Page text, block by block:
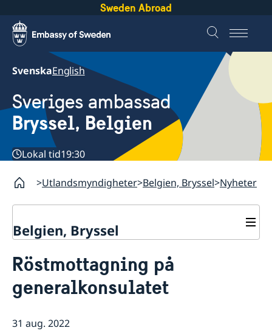
Sweden Abroad
SvenskaEnglish
Sveriges ambassad
Bryssel, Belgien
Lokal tid19:30
Utlandsmyndigheter Belgien, Bryssel Nyheter
Belgien, Bryssel
Tidsbokning
Om oss
Dataskyddspolicy (GDPR)
Så stöttar vi svenska företag
Vi är en resurs för svenska företag
Nyheter
Röstmottagning på
generalkonsulatet
31 aug. 2022